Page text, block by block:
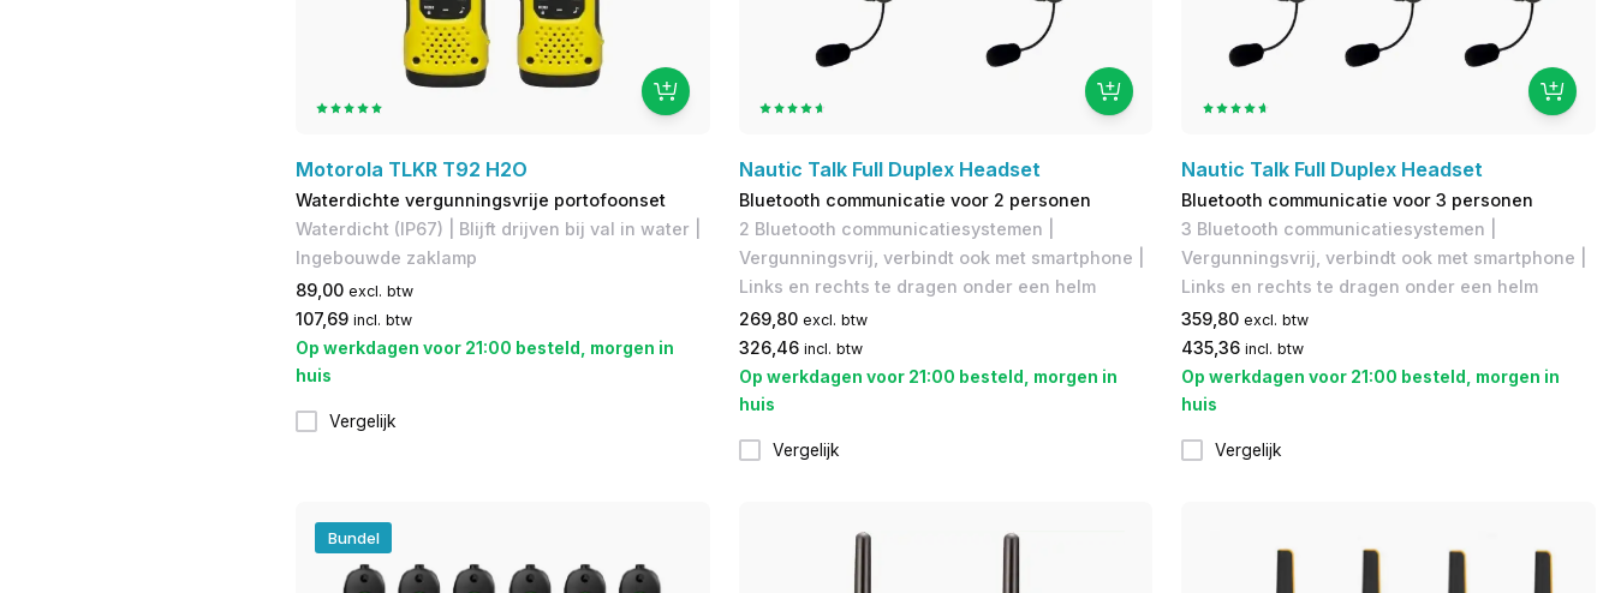
Motorola TLKR T92 H2O
Waterdichte vergunningsvrije portofoonset
Waterdicht (IP67) | Blijft drijven bij val in water |
Ingebouwde zaklamp
89,00 excl. btw
107,69 incl. btw
Op werkdagen voor 21:00 besteld, morgen in
huis
Vergelijk
Nautic Talk Full Duplex Headset
Bluetooth communicatie voor 2 personen
2 Bluetooth communicatiesystemen |
Vergunningsvrij, verbindt ook met smartphone |
Links en rechts te dragen onder een helm
269,80 excl. btw
326,46 incl. btw
Op werkdagen voor 21:00 besteld, morgen in
huis
Vergelijk
Nautic Talk Full Duplex Headset
Bluetooth communicatie voor 3 personen
3 Bluetooth communicatiesystemen |
Vergunningsvrij, verbindt ook met smartphone |
Links en rechts te dragen onder een helm
359,80 excl. btw
435,36 incl. btw
Op werkdagen voor 21:00 besteld, morgen in
huis
Vergelijk
Bundel